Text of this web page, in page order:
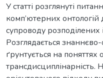
У статті розглянуті
комп’ютерних
супроводу
Розглядається
ґрунтується на поняттях
трансдисциплінарність.